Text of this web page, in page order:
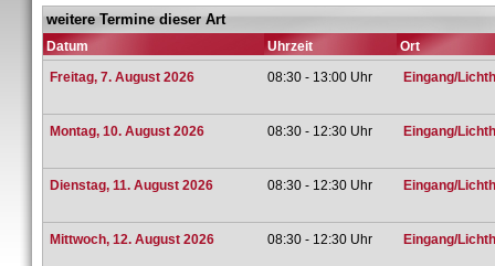
weitere Termine dieser Art
Datum Uhrzeit
Ort
Freitag, 7. August 2026
08:30 - 13:00 Uhr Eingang/
Montag, 10. August 2026 08:30 - 12:30 Uhr Eingang/
Dienstag, 11. August 2026 08:30 - 12:30 Uhr Eingang/
Mittwoch, 12. August 2026 08:30 - 12:30 Uhr Eingang/